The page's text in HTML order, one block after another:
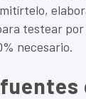
testear
necesario.